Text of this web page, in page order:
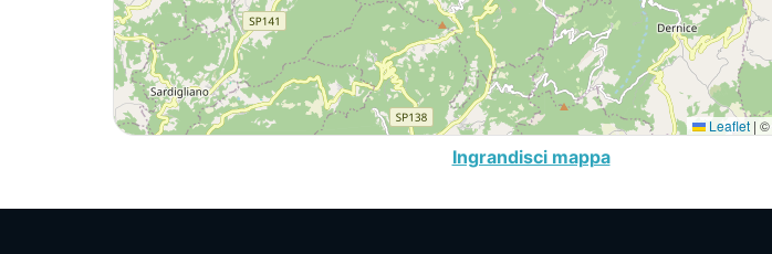
Leaflet | ©
Ingrandisci mappa